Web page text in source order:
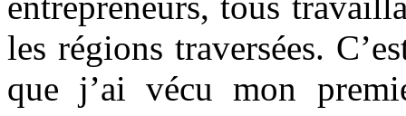
les régions traversées.
que j’ai vécu mon